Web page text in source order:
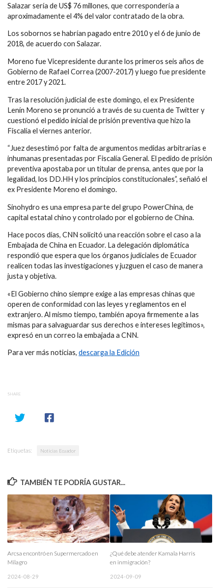
Salazar sería de US$ 76 millones, que correspondería a
aproximadamente el 4% del valor contratado de la obra.
Los sobornos se habrían pagado entre 2010 y el 6 de junio de
2018, de acuerdo con Salazar.
Moreno fue Vicepresidente durante los primeros seis años de
Gobierno de Rafael Correa (2007-2017) y luego fue presidente
entre 2017 y 2021.
Tras la resolución judicial de este domingo, el ex Presidente
Lenín Moreno se pronunció a través de su cuenta de Twitter y
cuestionó el pedido inicial de prisión preventiva que hizo la
Fiscalía el viernes anterior.
“Juez desestimó por falta de argumentos medidas arbitrarias e
inhumanas presentadas por Fiscalía General. El pedido de prisión
preventiva apostaba por un titular de prensa, antes que por la
legalidad, los DD.HH y los principios constitucionales”, señaló el
ex Presidente Moreno el domingo.
Sinohydro es una empresa parte del grupo PowerChina, de
capital estatal chino y controlado por el gobierno de China.
Hace pocos días, CNN solicitó una reacción sobre el caso a la
Embajada de China en Ecuador. La delegación diplomática
respondió que espera que los órganos judiciales de Ecuador
realicen todas las investigaciones y juzguen el caso de manera
justa y objetiva.
«El Gobierno chino siempre exige a las empresas chinas que
operen de conformidad con las leyes y reglamentos en el
extranjero. Al mismo tiempo, también apoya firmemente a las
mismas para salvaguardar sus derechos e intereses legítimos»,
expresó en un correo la embajada a CNN.
Para ver más noticias, descarga la Edición
SHARE
Etiquetas: Noticias Ecuador
TAMBIÉN TE PODRÍA GUSTAR...
Arcsa encontró en Supermercado en
Milagro
2024-08-29
¿Qué debe atender Kamala Harris
en inmigración?
2024-09-09